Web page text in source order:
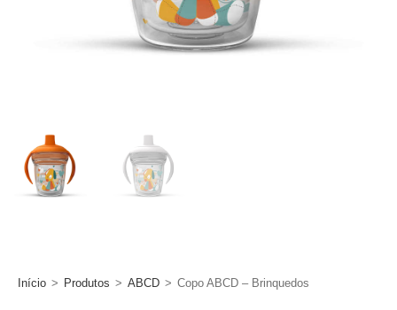
Início > Produtos > ABCD > Copo ABCD – Brinquedos